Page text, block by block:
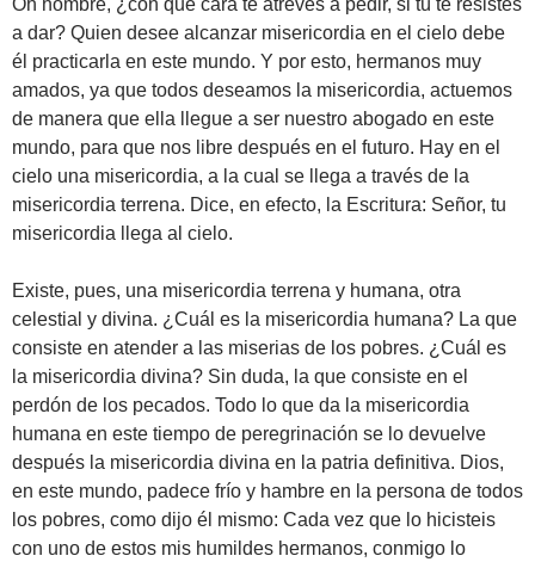
Oh hombre, ¿con qué cara te atreves a pedir, si tú te resistes
a dar? Quien desee alcanzar misericordia en el cielo debe
él practicarla en este mundo. Y por esto, hermanos muy
amados, ya que todos deseamos la misericordia, actuemos
de manera que ella llegue a ser nuestro abogado en este
mundo, para que nos libre después en el futuro. Hay en el
cielo una misericordia, a la cual se llega a través de la
misericordia terrena. Dice, en efecto, la Escritura: Señor, tu
misericordia llega al cielo.
Existe, pues, una misericordia terrena y humana, otra
celestial y divina. ¿Cuál es la misericordia humana? La que
consiste en atender a las miserias de los pobres. ¿Cuál es
la misericordia divina? Sin duda, la que consiste en el
perdón de los pecados. Todo lo que da la misericordia
humana en este tiempo de peregrinación se lo devuelve
después la misericordia divina en la patria definitiva. Dios,
en este mundo, padece frío y hambre en la persona de todos
los pobres, como dijo él mismo: Cada vez que lo hicisteis
con uno de estos mis humildes hermanos, conmigo lo